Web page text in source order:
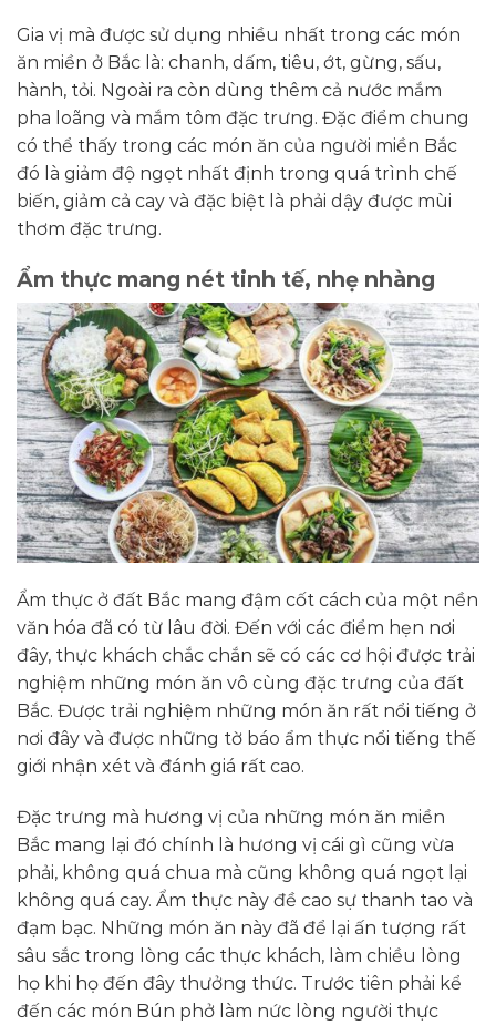
Gia vị mà được sử dụng nhiều nhất trong các món
ăn miền ở Bắc là: chanh, dấm, tiêu, ớt, gừng, sấu,
hành, tỏi. Ngoài ra còn dùng thêm cả nước mắm
pha loãng và mắm tôm đặc trưng. Đặc điểm chung
có thể thấy trong các món ăn của người miền Bắc
đó là giảm độ ngọt nhất định trong quá trình chế
biến, giảm cả cay và đặc biệt là phải dậy được mùi
thơm đặc trưng.
Ẩm thực mang nét tinh tế, nhẹ nhàng
Ẩm thực ở đất Bắc mang đậm cốt cách của một nền
văn hóa đã có từ lâu đời. Đến với các điểm hẹn nơi
đây, thực khách chắc chắn sẽ có các cơ hội được trải
nghiệm những món ăn vô cùng đặc trưng của đất
Bắc. Được trải nghiệm những món ăn rất nổi tiếng ở
nơi đây và được những tờ báo ẩm thực nổi tiếng thế
giới nhận xét và đánh giá rất cao.
Đặc trưng mà hương vị của những món ăn miền
Bắc mang lại đó chính là hương vị cái gì cũng vừa
phải, không quá chua mà cũng không quá ngọt lại
không quá cay. Ẩm thực này đề cao sự thanh tao và
đạm bạc. Những món ăn này đã để lại ấn tượng rất
sâu sắc trong lòng các thực khách, làm chiều lòng
họ khi họ đến đây thưởng thức. Trước tiên phải kể
đến các món Bún phở làm nức lòng người thực